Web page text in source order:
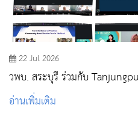
22 Jul 2026
วพบ. สระบุรี ร่วมกับ
Global Classroom (Online) แ
พยาบาลผู้ใหญ่และผู้สูงอายุ
อ่านเพิ่มเติม